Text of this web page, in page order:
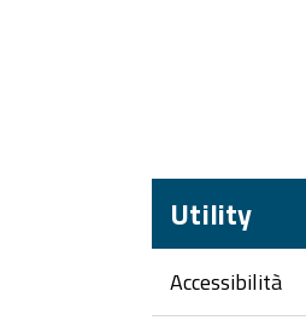
Utility
Accessibilità